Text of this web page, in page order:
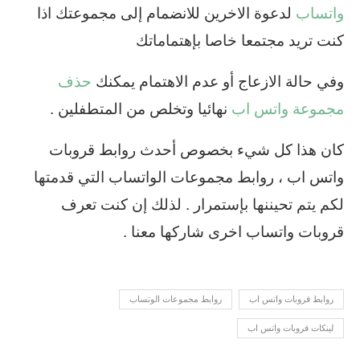
واتساب لدعوة الاخرين للانضمام إلى مجموعتك اذا
كنت تريد مجتمعا خاصا بإهتماماتك
وفي حالة الازعاج أو عدم الاهتمام يمكنك حذف
مجموعة واتس اب نهائيا وتخلص من المتطفلين .
كان هذا كل شيء بخصوص أحدث روابط قروبات
واتس اب ، روابط مجموعات الواتساب التي قدمتها
لكم يتم تحيننها بإستمرار . لذلك إن كنت تعرف
قروبات واتساب اخرى شاركها معنا .
روابط قروبات واتس اب روابط مجموعات الوتساب
لينكات قروبات واتس اب